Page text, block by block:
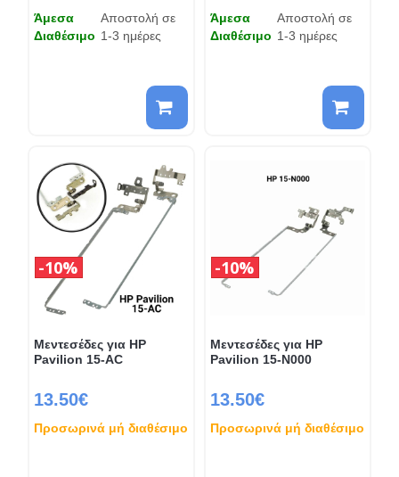
Άμεσα
Διαθέσιμο
Αποστολή σε
1-3 ημέρες
Άμεσα
Διαθέσιμο
Αποστολή σε
1-3 ημέρες
Μεντεσέδες για HP
Pavilion 15-AC
13.50€
10%
Προσωρινά μή διαθέσιμο
Μεντεσέδες για HP
Pavilion 15-N000
13.50€
10%
Προσωρινά μή διαθέσιμο